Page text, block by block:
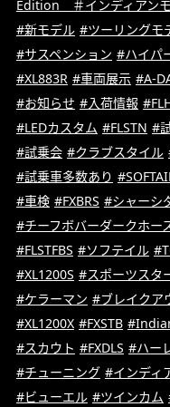
Edition ＃インディアン
#新モデル #ツーリングモ
#サスペンション #ハイパ
#XL883R #車両展示 #A-
#お知らせ #入荷情報
#LEDカスタム #FLSTN #
#試乗会 #クラブスタイル
#試乗車多数あり
#車検 #FXBRS #シャーシ
#チーフボバーダークホー
#FLSTFBS #ソフテイル
#XL1200S #スポーツスタ
#ケラーマン #ブレイクア
#XL1200X #FXSTB
#スカウト #FXDLS #ハー
#チューニング #インディ
#ビューエル #ツインカム